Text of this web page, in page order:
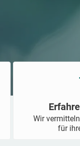
Wir
für